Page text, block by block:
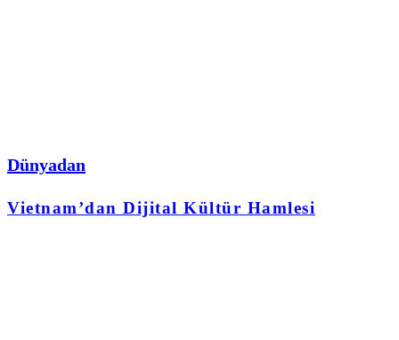
Dünyadan
Vietnam’dan Dijital Kültür Hamlesi